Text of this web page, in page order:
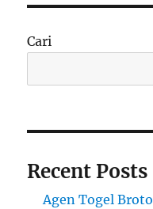
Cari
Recent Posts
Agen Togel